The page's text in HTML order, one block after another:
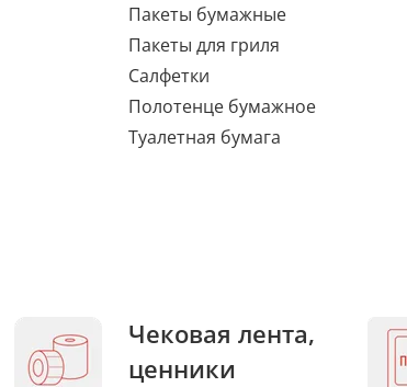
Пакеты бумажные
Пакеты для гриля
Салфетки
Полотенце бумажное
Туалетная бумага
Чековая лента,
ценники